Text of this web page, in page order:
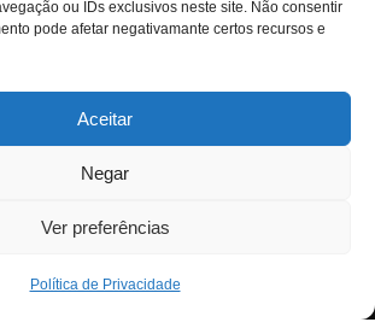
ou IDs exclusivos neste site. Não consentir
pode afetar negativamante certos recursos e
Aceitar
Negar
Ver preferências
Política de Privacidade
| Criado comWordPress